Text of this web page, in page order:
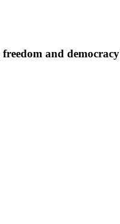
freedom and democracy